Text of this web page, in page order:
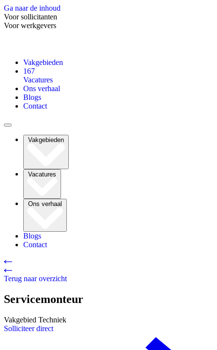
Ga naar de inhoud
Voor sollicitanten
Voor werkgevers
Vakgebieden
167
Vacatures
Ons verhaal
Blogs
Contact
Vakgebieden
Vacatures
Ons verhaal
Blogs
Contact
Terug naar overzicht
Servicemonteur
Vakgebied Techniek
Solliciteer direct